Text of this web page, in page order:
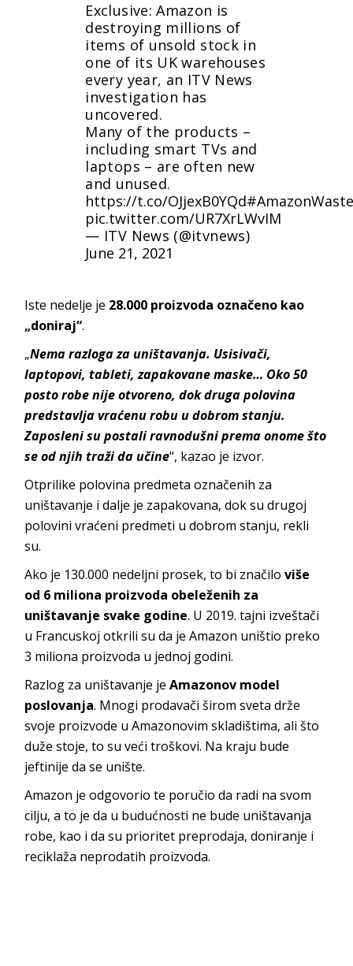
Exclusive: Amazon is
destroying millions of
items of unsold stock in
one of its UK warehouses
every year, an ITV News
investigation has
uncovered.
Many of the products –
including smart TVs and
laptops – are often new
and unused.
https://t.co/OJjexB0YQd
pic.twitter.com/UR7XrLWvIM
— ITV News (@itvnews)
June 21, 2021
Iste nedelje je 28.000 proizvoda označeno kao
„doniraj“.
„Nema razloga za uništavanja. Usisivači,
laptopovi, tableti, zapakovane maske… Oko 50
posto robe nije otvoreno, dok druga polovina
predstavlja vraćenu robu u dobrom stanju.
Zaposleni su postali ravnodušni prema onome što
se od njih traži da učine“, kazao je izvor.
Otprilike polovina predmeta označenih za
uništavanje i dalje je zapakovana, dok su drugoj
polovini vraćeni predmeti u dobrom stanju, rekli
su.
Ako je 130.000 nedeljni prosek, to bi značiloviše
od 6 miliona proizvoda obeleženih za
uništavanje svake godine. U 2019. tajni izveštači
u Francuskoj otkrili su da je Amazon uništio preko
3 miliona proizvoda u jednoj godini.
Razlog za uništavanje jeAmazonov model
poslovanja. Mnogi prodavači širom sveta drže
svoje proizvode u Amazonovim skladištima, ali što
duže stoje, to su veći troškovi. Na kraju bude
jeftinije da se unište.
Amazon je odgovorio te poručio da radi na svom
cilju, a to je da u budućnosti ne bude uništavanja
robe, kao i da su prioritet preprodaja, doniranje i
reciklaža neprodatih proizvoda.